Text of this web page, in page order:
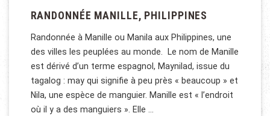
RANDONNÉE MANILLE, PHILIPPINES
Randonnée à Manille ou Manila aux Philippines, une
des villes les peuplées au monde. Le nom de Manille
est dérivé d’un terme espagnol, Maynilad, issue du
tagalog : may qui signifie à peu près « beaucoup » et
Nila, une espèce de manguier. Manille est « l’endroit
où il y a des manguiers ». Elle …